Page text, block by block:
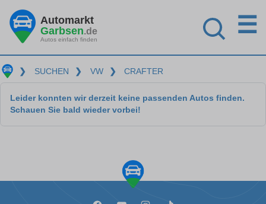
Automarkt
Garbsen.de
Autos einfach finden
☰
❯ SUCHEN ❯ VW ❯ CRAFTER
Leider konnten wir derzeit keine passenden Autos finden.
Schauen Sie bald wieder vorbei!